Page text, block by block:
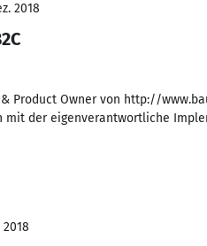
2018
Product Owner von http://
mit der eigenverantwortliche